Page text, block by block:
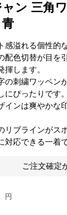
ン 三角
感溢れる個性的
配色切替が目を
揮します。
の刺繍ワッペン
にぴったりです。
インは爽やかな
リブラインがス
対応できる一着で
ご注文確定
円